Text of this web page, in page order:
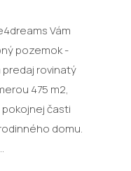
Vám
pozemok -
predaj rovinatý
475 m2,
časti
domu.